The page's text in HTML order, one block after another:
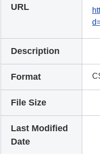
URL
Description
Format
File Size
Last Modified
Date